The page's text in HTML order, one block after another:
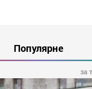
Популярне
за